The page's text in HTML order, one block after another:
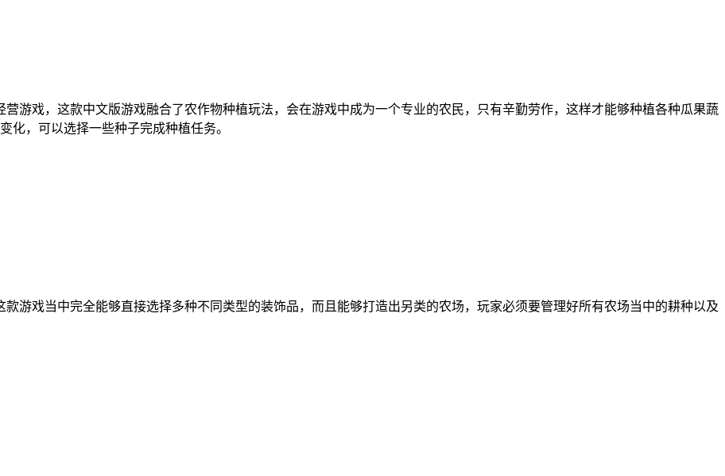
游戏，这款中文版游戏融合了农作物种植玩法，会在游戏中成为一个专业的农民，只有辛勤劳作，这样才能够种植各种瓜果蔬
化，可以选择一些种子完成种植任务。
游戏当中完全能够直接选择多种不同类型的装饰品，而且能够打造出另类的农场，玩家必须要管理好所有农场当中的耕种以及